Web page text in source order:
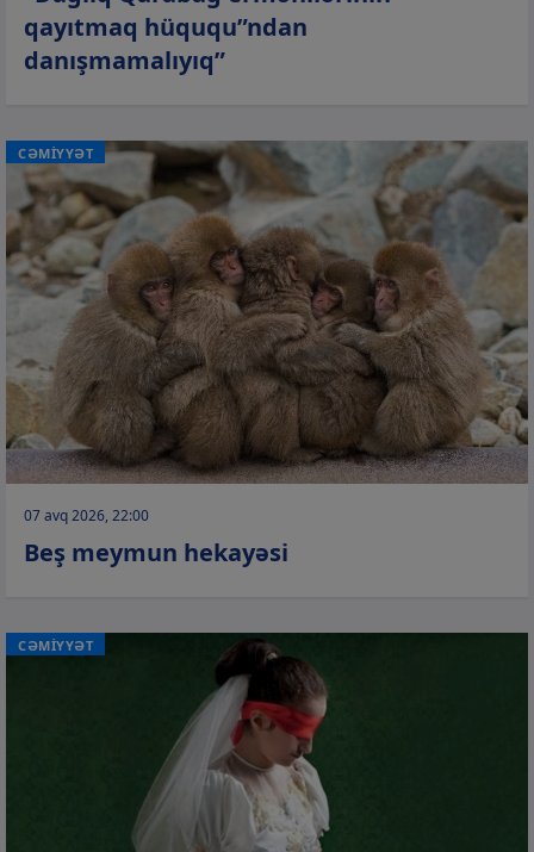
qayıtmaq hüququ”ndan
danışmamalıyıq”
CƏMİYYƏT
07 avq 2026, 22:00
Beş meymun hekayəsi
CƏMİYYƏT